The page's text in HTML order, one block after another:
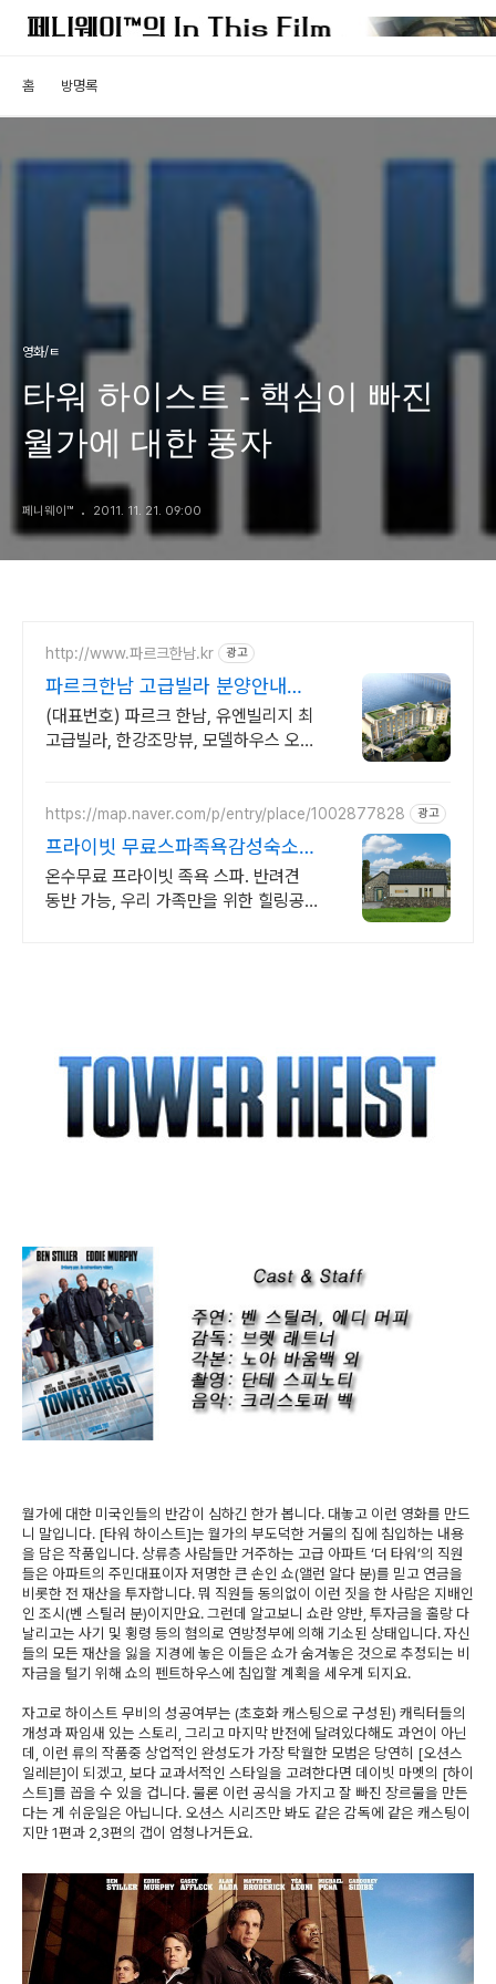
홈 방명록
영화/ㅌ
타워 하이스트 - 핵심이 빠진
월가에 대한 풍자
페니웨이™ 2011. 11. 21. 09:00
http://www.파르크한남.kr 광고
파르크한남 고급빌라 분양안내
VIP갤러리 사전 방문예약
(대표번호) 파르크 한남, 유엔빌리지 최
고급빌라, 한강조망뷰, 모델하우스 오시
https://map.naver.com/p/entry/place/1002877828 광고
프라이빗 무료스파족욕감성숙소
제주 돌담감성, 반려견 환영
온수무료 프라이빗 족욕 스파. 반려견
동반 가능, 우리 가족만을 위한 힐링공
월가에 대한 미국인들의 반감이 심하긴 한가 봅니다. 대놓고 이런 영화를 만드
니 말입니다. [타워 하이스트]는 월가의 부도덕한 거물의 집에 침입하는 내용
을 담은 작품입니다. 상류층 사람들만 거주하는 고급 아파트 ‘더 타워’의 직원
들은 아파트의 주민대표이자 저명한 큰 손인 쇼(앨런 알다 분)를 믿고 연금을
비롯한 전 재산을 투자합니다. 뭐 직원들 동의없이 이런 짓을 한 사람은 지배인
인 조시(벤 스틸러 분)이지만요. 그런데 알고보니 쇼란 양반, 투자금을 홀랑 다
날리고는 사기 및 횡령 등의 혐의로 연방정부에 의해 기소된 상태입니다. 자신
들의 모든 재산을 잃을 지경에 놓은 이들은 쇼가 숨겨놓은 것으로 추정되는 비
자금을 털기 위해 쇼의 펜트하우스에 침입할 계획을 세우게 되지요.
자고로 하이스트 무비의 성공여부는 (초호화 캐스팅으로 구성된) 캐릭터들의
개성과 짜임새 있는 스토리, 그리고 마지막 반전에 달려있다해도 과언이 아닌
데, 이런 류의 작품중 상업적인 완성도가 가장 탁월한 모범은 당연히 [오션스
일레븐]이 되겠고, 보다 교과서적인 스타일을 고려한다면 데이빗 마멧의 [하이
스트]를 꼽을 수 있을 겁니다. 물론 이런 공식을 가지고 잘 빠진 장르물을 만든
다는 게 쉬운일은 아닙니다. 오션스 시리즈만 봐도 같은 감독에 같은 캐스팅이
지만 1편과 2,3편의 갭이 엄청나거든요.